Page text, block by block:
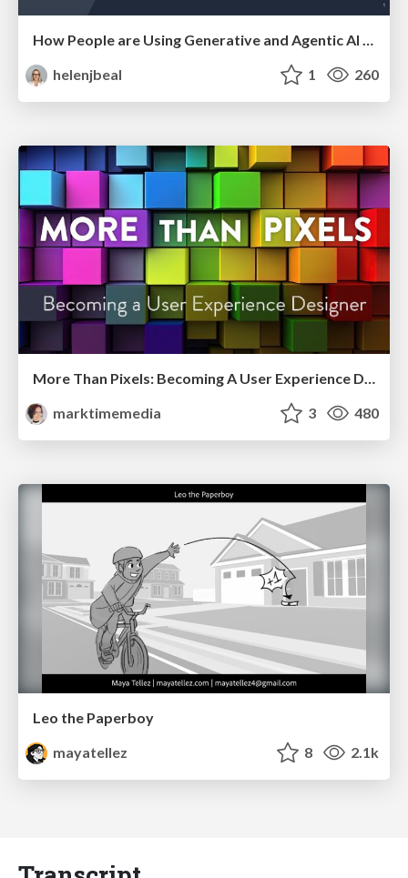
How People are Using Generative and Agentic AI to Supercharge Their Products, Projects, Services and Value Streams Today
helenjbeal
1 260
More Than Pixels: Becoming A User Experience Designer
marktimemedia
3 480
Leo the Paperboy
mayatellez
8 2.1k